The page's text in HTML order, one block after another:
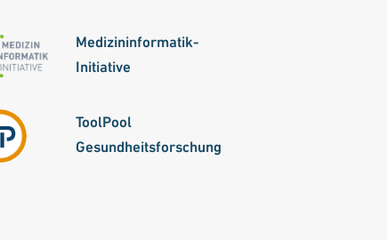
Medizininformatik-
Initiative
ToolPool
Gesundheitsforschung